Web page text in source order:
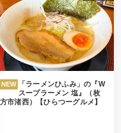
NEW
「ラーメンひふみ」の『W
スープラーメン 塩』（枚
方市渚西）【ひらつーグルメ】